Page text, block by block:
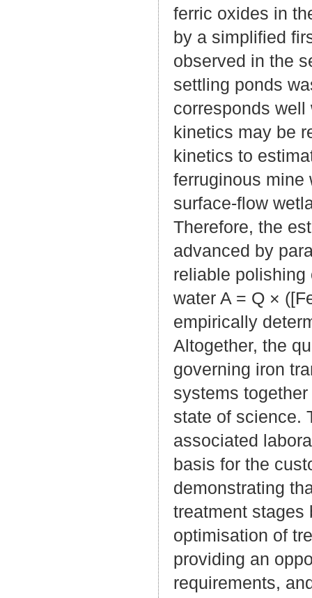
ferric oxides in
by a simplified
observed in the
settling ponds
corresponds
kinetics may be
kinetics to
ferruginous mine
surface-flow
Therefore, the
advanced by
reliable polishing
water A = Q ×
empirically
Altogether, the
governing iron
systems
state of science.
associated
basis for the
demonstrating
treatment stages
optimisation of
providing an
requirements,